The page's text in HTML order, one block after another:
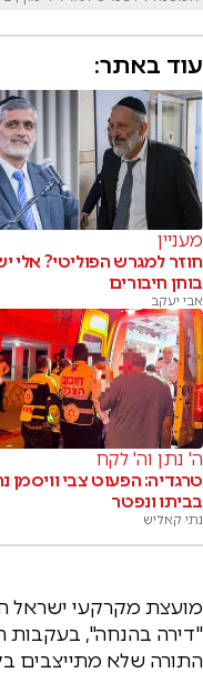
עוד באתר:
מעניין
חוזר למגרש הפוליטי? אלי
בוחן חיבורים
אבי יעקב
ה' נתן וה' לקח
טרגדיה: הפעוט צבי וויסמן
בביתו ונפטר
נתי קאליש
מועצת מקרקעי ישראל
"דירה בהנחה", בעקבות
התורה שלא מתייצבים